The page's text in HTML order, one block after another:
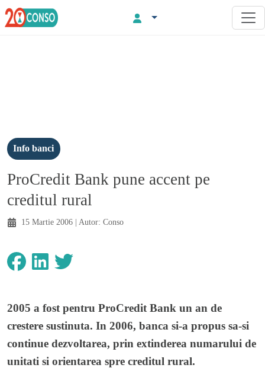
Info banci
ProCredit Bank pune accent pe
creditul rural
15 Martie 2006 | Autor: Conso
2005 a fost pentru ProCredit Bank un an de
crestere sustinuta. In 2006, banca si-a propus sa-si
continue dezvoltarea, prin extinderea numarului de
unitati si orientarea spre creditul rural.